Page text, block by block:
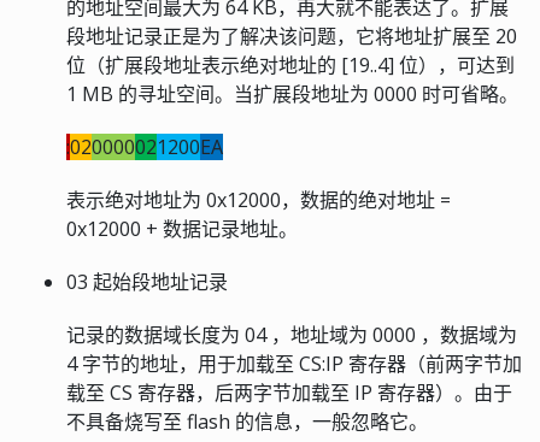
的地址空间最大为 64 KB，再大就不能表达了。扩展
段地址记录正是为了解决该问题，它将地址扩展至 20
位（扩展段地址表示绝对地址的 [19..4] 位），可达到
1 MB 的寻址空间。当扩展段地址为 0000 时可省略。
:020000021200EA
表示绝对地址为 0x12000，数据的绝对地址 =
0x12000 + 数据记录地址。
03 起始段地址记录
记录的数据域长度为 04 ，地址域为 0000 ，数据域为
4 字节的地址，用于加载至 CS:IP 寄存器（前两字节加
载至 CS 寄存器，后两字节加载至 IP 寄存器）。由于
不具备烧写至 flash 的信息，一般忽略它。